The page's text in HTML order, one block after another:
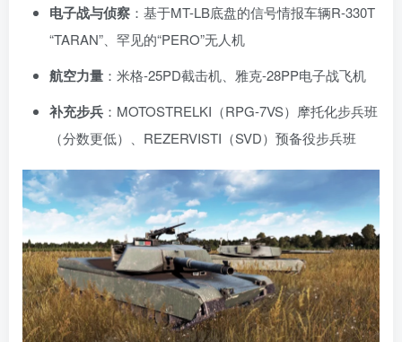
电子战与侦察 ：基于MT-LB底盘的信号情报车辆R-330T
“TARAN”、罕见的“PERO”无人机
航空力量 ：米格-25PD截击机、雅克-28PP电子战飞机
补充步兵 ：MOTOSTRELKI（RPG-7VS）摩托化步兵班
（分数更低）、REZERVISTI（SVD）预备役步兵班